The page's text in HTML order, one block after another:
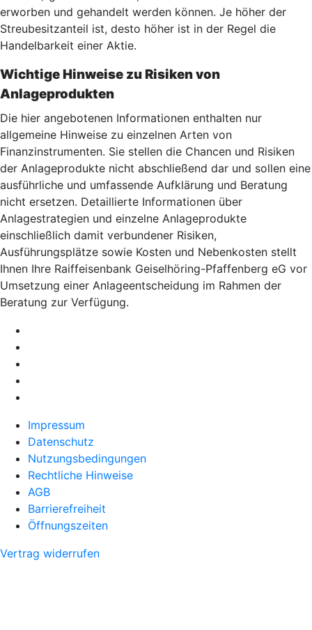
erworben und gehandelt werden können. Je höher der
Streubesitzanteil ist, desto höher ist in der Regel die
Handelbarkeit einer Aktie.
Wichtige Hinweise zu Risiken von
Anlageprodukten
Die hier angebotenen Informationen enthalten nur
allgemeine Hinweise zu einzelnen Arten von
Finanzinstrumenten. Sie stellen die Chancen und Risiken
der Anlageprodukte nicht abschließend dar und sollen eine
ausführliche und umfassende Aufklärung und Beratung
nicht ersetzen. Detaillierte Informationen über
Anlagestrategien und einzelne Anlageprodukte
einschließlich damit verbundener Risiken,
Ausführungsplätze sowie Kosten und Nebenkosten stellt
Ihnen Ihre Raiffeisenbank Geiselhöring-Pfaffenberg eG vor
Umsetzung einer Anlageentscheidung im Rahmen der
Beratung zur Verfügung.
Impressum
Datenschutz
Nutzungsbedingungen
Rechtliche Hinweise
AGB
Barrierefreiheit
Öffnungszeiten
Vertrag widerrufen